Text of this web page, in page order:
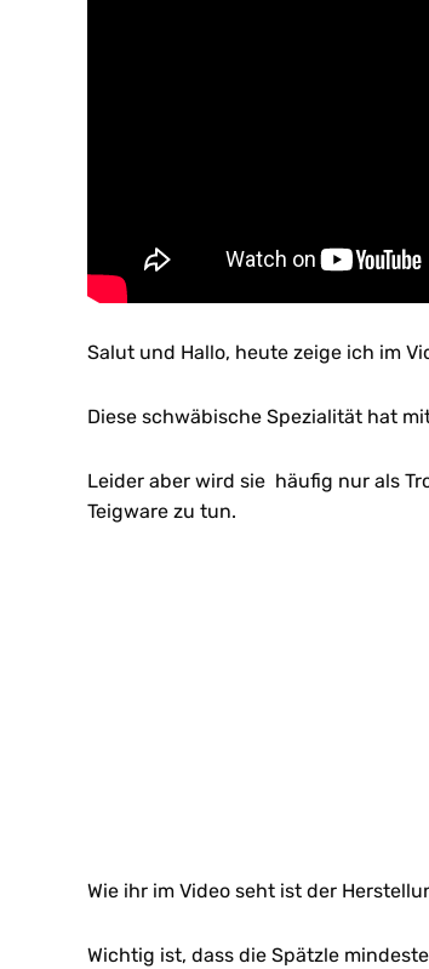
Salut und Hallo, heute zeige ich im
Diese schwäbische Spezialität hat
Leider aber wird sie häufig nur als
Teigware zu tun.
Wie ihr im Video seht ist der
Wichtig ist, dass die Spätzle